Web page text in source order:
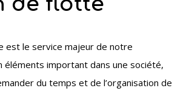
est le service majeur de notre
éléments important dans une société,
du temps et de l’organisation de